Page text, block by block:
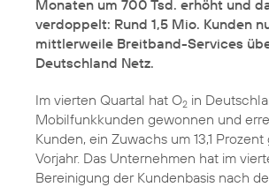
Monaten um 700 Tsd. erhöht und
verdoppelt: Rund 1,5 Mio. Kunden
mittlerweile Breitband-Services
Deutschland Netz.
Im vierten Quartal hat O2 in
Mobilfunkkunden gewonnen und
Kunden, ein Zuwachs um 13,1
Vorjahr. Das Unternehmen hat im
Bereinigung der Kundenbasis nach